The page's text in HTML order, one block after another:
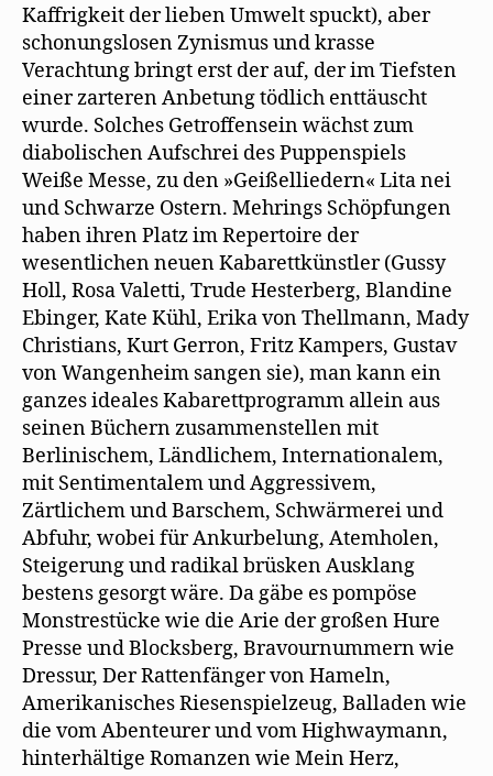
Kaffrigkeit der lieben Umwelt spuckt), aber
schonungslosen Zynismus und krasse
Verachtung bringt erst der auf, der im Tiefsten
einer zarteren Anbetung tödlich enttäuscht
wurde. Solches Getroffensein wächst zum
diabolischen Aufschrei des Puppenspiels
Weiße Messe, zu den »Geißelliedern« Lita nei
und Schwarze Ostern. Mehrings Schöpfungen
haben ihren Platz im Repertoire der
wesentlichen neuen Kabarettkünstler (Gussy
Holl, Rosa Valetti, Trude Hesterberg, Blandine
Ebinger, Kate Kühl, Erika von Thellmann, Mady
Christians, Kurt Gerron, Fritz Kampers, Gustav
von Wangenheim sangen sie), man kann ein
ganzes ideales Kabarettprogramm allein aus
seinen Büchern zusammenstellen mit
Berlinischem, Ländlichem, Internationalem,
mit Sentimentalem und Aggressivem,
Zärtlichem und Barschem, Schwärmerei und
Abfuhr, wobei für Ankurbelung, Atemholen,
Steigerung und radikal brüsken Ausklang
bestens gesorgt wäre. Da gäbe es pompöse
Monstrestücke wie die Arie der großen Hure
Presse und Blocksberg, Bravournummern wie
Dressur, Der Rattenfänger von Hameln,
Amerikanisches Riesenspielzeug, Balladen wie
die vom Abenteurer und vom Highwaymann,
hinterhältige Romanzen wie Mein Herz,